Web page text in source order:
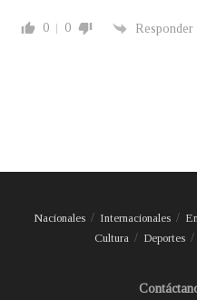
0 0 Responder
Nacionales Internacionales
Cultura
Deportes